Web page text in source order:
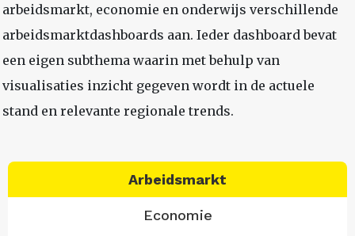
arbeidsmarkt, economie en onderwijs verschillende
arbeidsmarktdashboards aan. Ieder dashboard bevat
een eigen subthema waarin met behulp van
visualisaties inzicht gegeven wordt in de actuele
stand en relevante regionale trends.
Arbeidsmarkt
Economie